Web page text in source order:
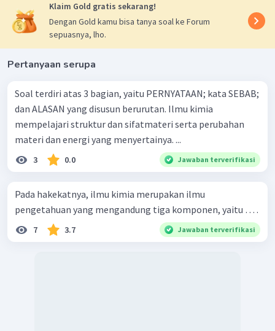
Klaim Gold gratis sekarang!
Dengan Gold kamu bisa tanya soal ke Forum
sepuasnya, lho.
Pertanyaan serupa
Soal terdiri atas 3 bagian, yaitu PERNYATAAN; kata SEBAB;
dan ALASAN yang disusun berurutan. Ilmu kimia
mempelajari struktur dan sifatmateri serta perubahan
materi dan energi yang menyertainya. ...
3 0.0 Jawaban terverifikasi
Pada hakekatnya, ilmu kimia merupakan ilmu
pengetahuan yang mengandung tiga komponen, yaitu … .
7 3.7 Jawaban terverifikasi